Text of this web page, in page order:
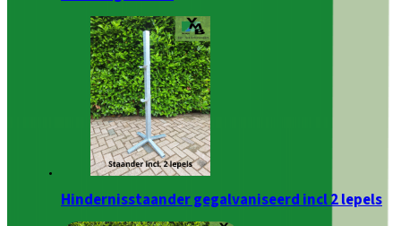
Hindernisstaander gegalvaniseerd incl 2 lepels